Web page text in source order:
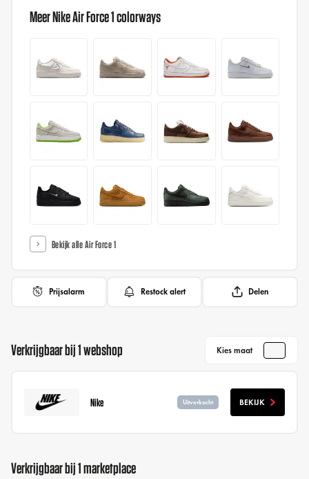
Meer Nike Air Force 1 colorways
Bekijk alle Air Force 1
Prijsalarm Restock alert Delen
Verkrijgbaar bij 1 webshop Kies maat
Nike Uitverkocht BEKIJK
Verkrijgbaar bij 1 marketplace